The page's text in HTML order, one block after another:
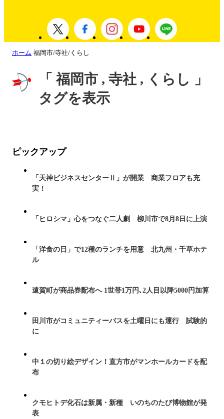
ホーム 福岡市/寺社/くらし
「 福岡市 , 寺社 , くらし 」
タグを表示
ピックアップ
「天神ビジネスセンターⅡ」が開業 商業フロアも充
実！
「ヒロシマ」心をつなぐ二人劇 柳川市で8月8日に上演
「洋食の日」で12種のランチを用意 北九州・千草ホテ
ル
遠賀町が商品券配布へ 1世帯1万円､2人目以降5000円加算
田川市がコミュニティーバスを土曜日にも運行 試験的
に
中１の切り絵デザイン！直方市がマンホールカードを配
布
クモヒトデ化石は新属・新種 いのちのたび博物館が発
表